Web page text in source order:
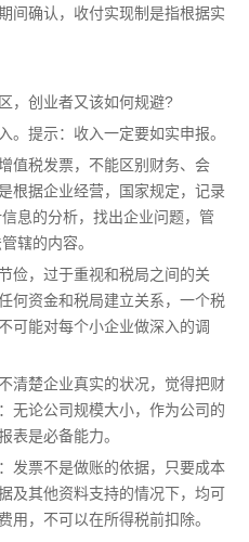
间确认，收付实现制是指根据实
，创业者又该如何规避?
。提示：收入一定要如实申报。
值税发票，不能区别财务、会
根据企业经营，国家规定，记录
息的分析，找出企业问题，管
辖的内容。
俭，过于重视和税局之间的关
何资金和税局建立关系，一个税
可能对每个小企业做深入的调
清楚企业真实的状况，觉得把财
无论公司规模大小，作为公司的
表是必备能力。
发票不是做账的依据，只要成本
及其他资料支持的情况下，均可
用，不可以在所得税前扣除。